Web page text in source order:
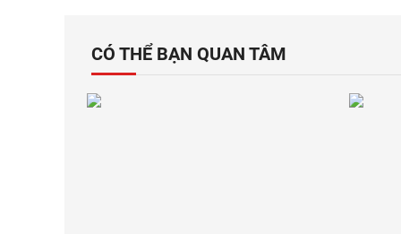
CÓ THỂ BẠN QUAN TÂM